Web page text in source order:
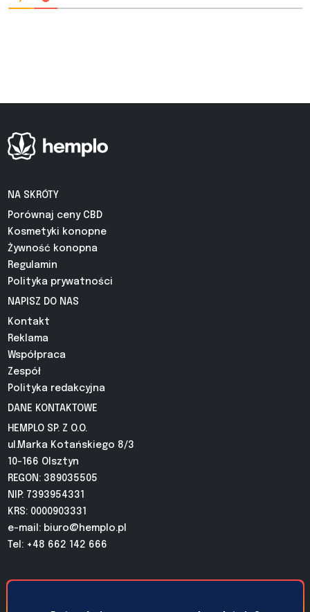
NA SKRÓTY
Porównaj ceny CBD
Kosmetyki konopne
Żywność konopna
Regulamin
Polityka prywatności
NAPISZ DO NAS
Kontakt
Reklama
Współpraca
Zespół
Polityka redakcyjna
DANE KONTAKTOWE
HEMPLO SP. Z O.O.
ul.Marka Kotańskiego 8/3
10-166 Olsztyn
REGON: 389035505
NIP: 7393954331
KRS: 0000903331
e-mail: biuro@hemplo.pl
Tel: +48 662 142 666